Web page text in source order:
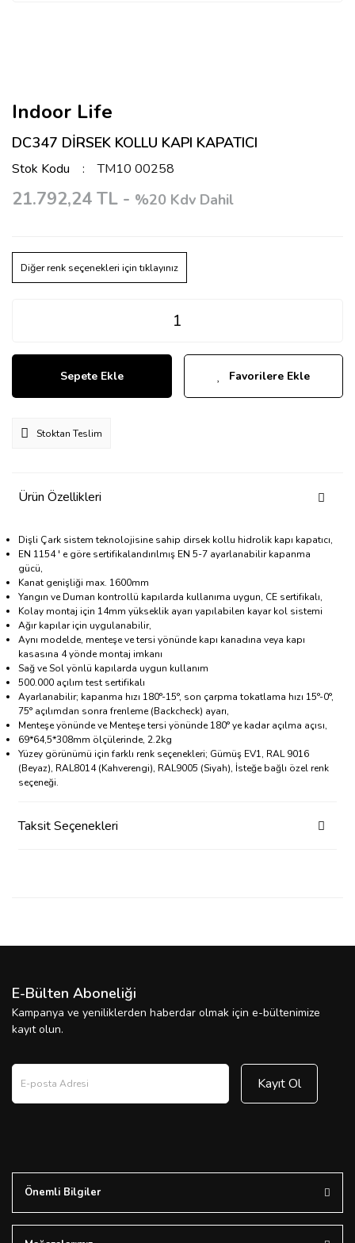
Indoor Life
DC347 DİRSEK KOLLU KAPI KAPATICI
Stok Kodu TM10 00258
21.792,24 TL - %20 Kdv Dahil
Diğer renk seçenekleri için tıklayınız
Sepete Ekle Favorilere Ekle
Stoktan Teslim
Ürün Özellikleri
Dişli Çark sistem teknolojisine sahip dirsek kollu hidrolik kapı kapatıcı,
EN 1154 ' e göre sertifikalandırılmış EN 5-7 ayarlanabilir kapanma
gücü,
Kanat genişliği max. 1600mm
Yangın ve Duman kontrollü kapılarda kullanıma uygun, CE sertifikalı,
Kolay montaj için 14mm yükseklik ayarı yapılabilen kayar kol sistemi
Ağır kapılar için uygulanabilir,
Aynı modelde, menteşe ve tersi yönünde kapı kanadına veya kapı
kasasına 4 yönde montaj imkanı
Sağ ve Sol yönlü kapılarda uygun kullanım
500.000 açılım test sertifikalı
Ayarlanabilir; kapanma hızı 180°-15°, son çarpma tokatlama hızı 15°-0°,
75° açılımdan sonra frenleme (Backcheck) ayarı,
Menteşe yönünde ve Menteşe tersi yönünde 180° ye kadar açılma açısı,
69*64,5*308mm ölçülerinde, 2.2kg
Yüzey görünümü için farklı renk seçenekleri; Gümüş EV1, RAL 9016
(Beyaz), RAL8014 (Kahverengi), RAL9005 (Siyah), İsteğe bağlı özel renk
seçeneği.
Taksit Seçenekleri
E-Bülten Aboneliği
Kampanya ve yeniliklerden haberdar olmak için e-bültenimize
kayıt olun.
Kayıt Ol
Önemli Bilgiler